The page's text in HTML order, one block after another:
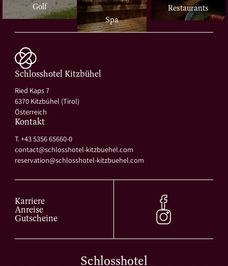
Golf
Spa
Restaurants
Schlosshotel Kitzbühel
Ried Kaps 7
6370 Kitzbühel (Tirol)
Österreich
Kontakt
T. +43 5356 65660-0
contact@schlosshotel-kitzbuehel.com
reservation@schlosshotel-kitzbuehel.com
Karriere
Anreise
Gutscheine
Schlosshotel